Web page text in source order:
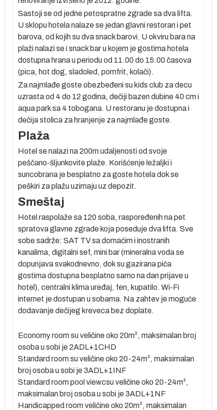
Sastoji se od jedne petospratne zgrade sa dva lifta.
U sklopu hotela nalaze se jedan glavni restoran i pet
barova, od kojih su dva snack barovi. U okviru bara na
plaži nalazi se i snack bar u kojem je gostima hotela
dostupna hrana u periodu od 11.00 do 15.00 časova
(pica, hot dog, sladoled, pomfrit, kolači).
Za najmlađe goste obezbeđeni su kids club za decu
uzrasta od 4 do 12 godina, dečiji bazen dubine 40 cm i
aqua park sa 4 tobogana. U restoranu je dostupna i
dečija stolica za hranjenje za najmlađe goste.
Plaža
Hotel se nalazi na 200m udaljenosti od svoje
peščano-šljunkovite plaže. Korišćenje ležaljki i
suncobrana je besplatno za goste hotela dok se
peškiri za plažu uzimaju uz depozit.
Smeštaj
Hotel raspolaže sa 120 soba, raspoređenih na pet
spratova glavne zgrade koja poseduje dva lifta. Sve
sobe sadrže: SAT TV sa domaćim i inostranih
kanalima, digitalni sef, mini bar (mineralna voda se
dopunjava svakodnevno, dok su gazirana pića
gostima dostupna besplatno samo na dan prijave u
hotel), centralni klima uređaj, fen, kupatilo. Wi-Fi
internet je dostupan u sobama. Na zahtev je moguće
dodavanje dečijeg kreveca bez doplate.
Economy room su veličine oko 20m², maksimalan broj
osoba u sobi je 2ADL+1CHD
Standard room su veličine oko 20-24m², maksimalan
broj osoba u sobi je 3ADL+1INF
Standard room pool viewcsu veličine oko 20-24m²,
maksimalan broj osoba u sobi je 3ADL+1NF
Handicapped room veličine oko 20m², maksimalan